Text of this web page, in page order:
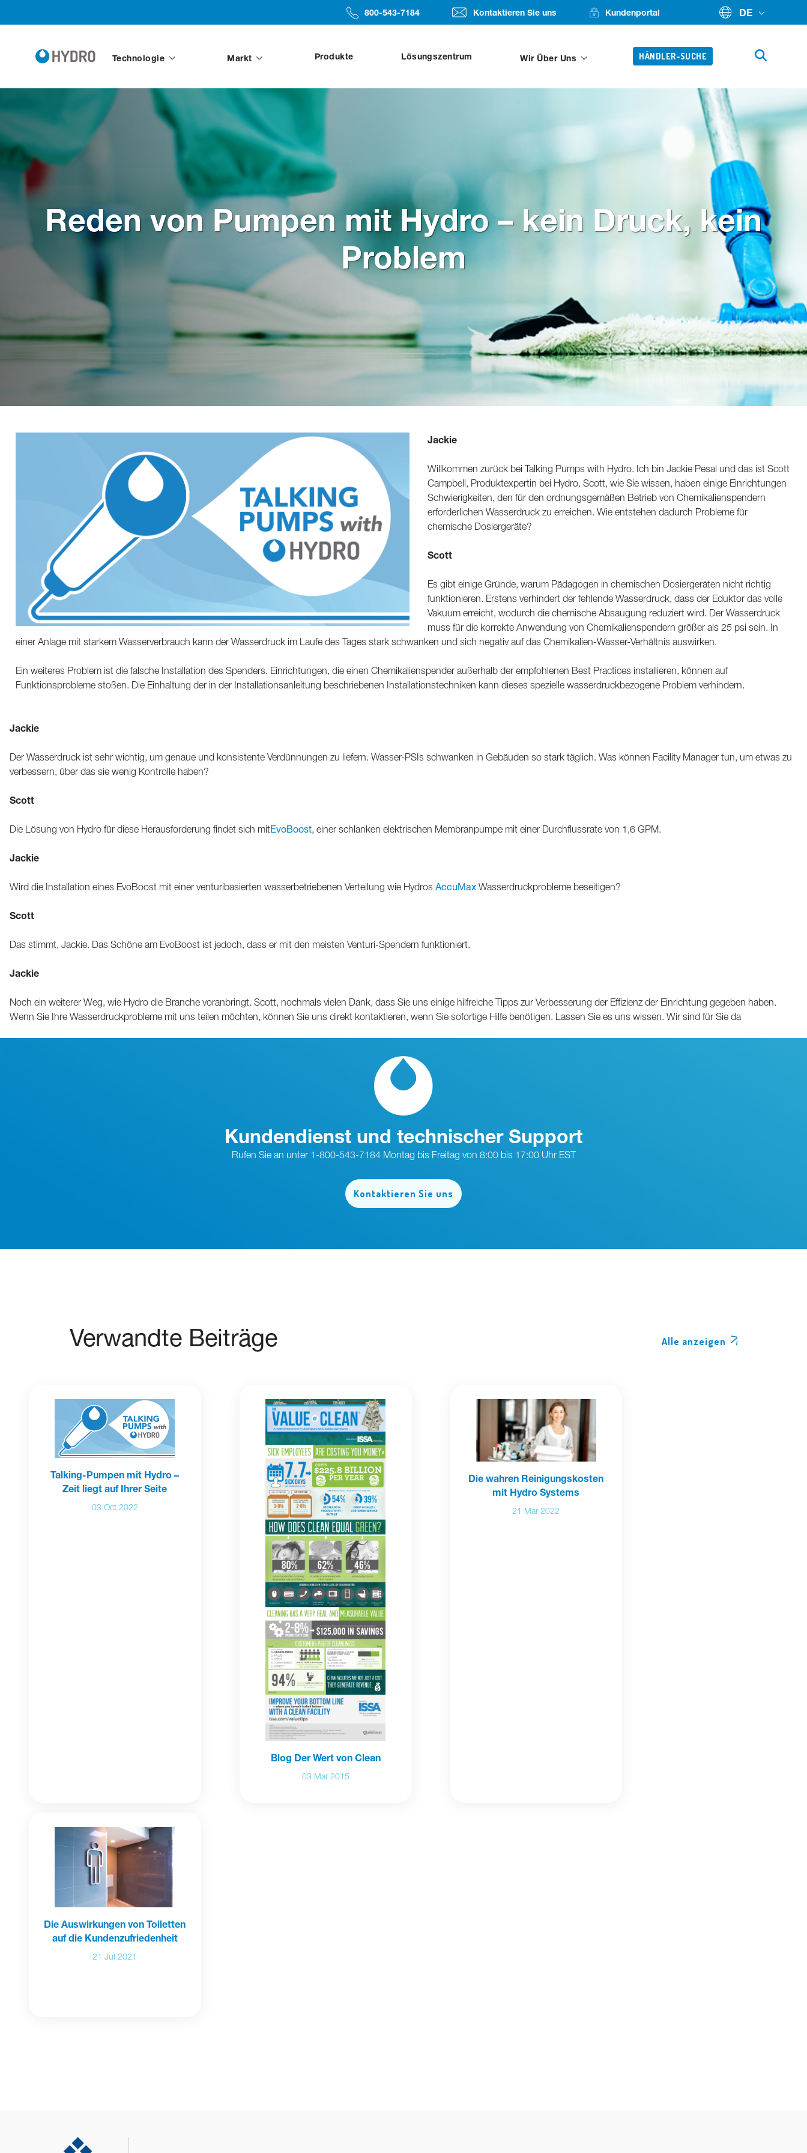
​​​​800-543-7184 Kontaktieren Sie uns Kundenportal DE
Technologie Markt Produkte Lösungszentrum Wir Über Uns HÄNDLER-SUCHE
Reden von Pumpen mit Hydro – kein Druck, kein
Problem
Jackie
Willkommen zurück bei Talking Pumps with Hydro. Ich bin Jackie Pesal und das ist Scott
Campbell, Produktexpertin bei Hydro. Scott, wie Sie wissen, haben einige Einrichtungen
Schwierigkeiten, den für den ordnungsgemäßen Betrieb von Chemikalienspendern
erforderlichen Wasserdruck zu erreichen. Wie entstehen dadurch Probleme für
chemische Dosiergeräte?
Scott
Es gibt einige Gründe, warum Pädagogen in chemischen Dosiergeräten nicht richtig
funktionieren. Erstens verhindert der fehlende Wasserdruck, dass der Eduktor das volle
Vakuum erreicht, wodurch die chemische Absaugung reduziert wird. Der Wasserdruck
muss für die korrekte Anwendung von Chemikalienspendern größer als 25 psi sein. In
einer Anlage mit starkem Wasserverbrauch kann der Wasserdruck im Laufe des Tages stark schwanken und sich negativ auf das Chemikalien-Wasser-Verhältnis auswirken.
Ein weiteres Problem ist die falsche Installation des Spenders. Einrichtungen, die einen Chemikalienspender außerhalb der empfohlenen Best Practices installieren, können auf
Funktionsprobleme stoßen. Die Einhaltung der in der Installationsanleitung beschriebenen Installationstechniken kann dieses spezielle wasserdruckbezogene Problem verhindern.
Jackie
Der Wasserdruck ist sehr wichtig, um genaue und konsistente Verdünnungen zu liefern. Wasser-PSIs schwanken in Gebäuden so stark täglich. Was können Facility Manager tun, um etwas zu
verbessern, über das sie wenig Kontrolle haben?
Scott
Die Lösung von Hydro für diese Herausforderung findet sich mitEvoBoost, einer schlanken elektrischen Membranpumpe mit einer Durchflussrate von 1,6 GPM.
Jackie
Wird die Installation eines EvoBoost mit einer venturibasierten wasserbetriebenen Verteilung wie Hydros AccuMax Wasserdruckprobleme beseitigen?
Scott
Das stimmt, Jackie. Das Schöne am EvoBoost ist jedoch, dass er mit den meisten Venturi-Spendern funktioniert.
Jackie
Noch ein weiterer Weg, wie Hydro die Branche voranbringt. Scott, nochmals vielen Dank, dass Sie uns einige hilfreiche Tipps zur Verbesserung der Effizienz der Einrichtung gegeben haben.
Wenn Sie Ihre Wasserdruckprobleme mit uns teilen möchten, können Sie uns direkt kontaktieren, wenn Sie sofortige Hilfe benötigen. Lassen Sie es uns wissen. Wir sind für Sie da
Kundendienst und technischer Support
Rufen Sie an unter 1-800-543-7184 Montag bis Freitag von 8:00 bis 17:00 Uhr EST
Kontaktieren Sie uns
Verwandte Beiträge Alle anzeigen
Talking-Pumpen mit Hydro –
Zeit liegt auf Ihrer Seite
03 Oct 2022
Blog Der Wert von Clean
03 Mar 2015
Die wahren Reinigungskosten
mit Hydro Systems
21 Mar 2022
Die Auswirkungen von Toiletten
auf die Kundenzufriedenheit
21 Jul 2021